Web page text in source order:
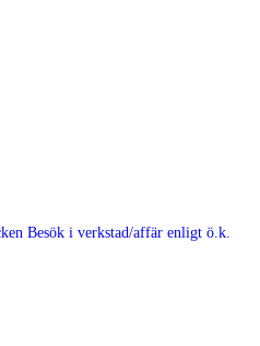
Besök i verkstad/affär enligt ö.k.